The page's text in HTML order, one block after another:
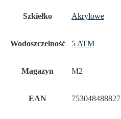
Szkiełko Akrylowe
Wodoszczelność 5 ATM
Magazyn M2
EAN 753048488827